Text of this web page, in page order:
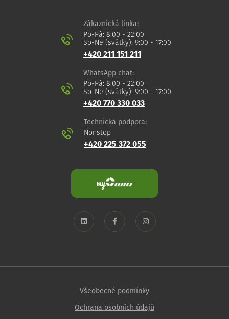
Zákaznická linka:
Po-Pá: 8:00 - 22:00
So-Ne (svátky): 9:00 - 17:00
+420 211 151 211
WhatsApp chat:
Po-Pá: 8:00 - 22:00
So-Ne (svátky): 9:00 - 17:00
+420 770 330 033
Technická podpora:
Nonstop
+420 225 372 055
Všeobecné podmínky
Ochrana osobních údajů